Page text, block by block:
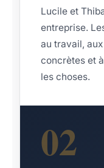
Lucile et
entreprise.
au travail,
concrètes et
les choses.
02